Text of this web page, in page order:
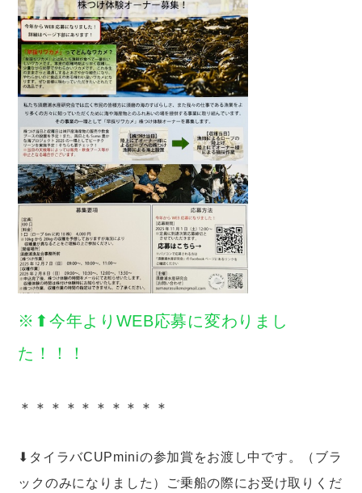
※⬆︎今年よりWEB応募に変わりまし
た！！！
＊＊＊＊＊＊＊＊＊＊
⬇︎タイラバCUPminiの参加賞をお渡し中です。（ブラ
ックのみになりました）ご乗船の際にお受け取りくだ